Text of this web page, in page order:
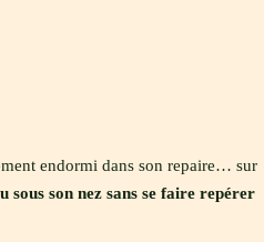
endormi dans son repaire… sur
sous son nez sans se faire repérer